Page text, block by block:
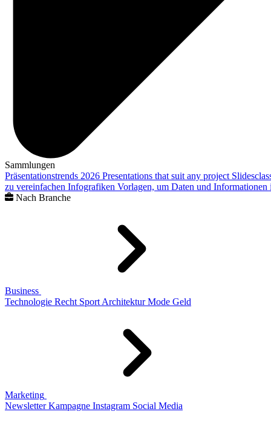
Sammlungen
Präsentationstrends 2026 Presentations that suit any project
zu vereinfachen Infografiken Vorlagen, um Daten und
Nach Branche
Business
Technologie Recht Sport Architektur Mode Geld
Marketing
Newsletter Kampagne Instagram Social Media